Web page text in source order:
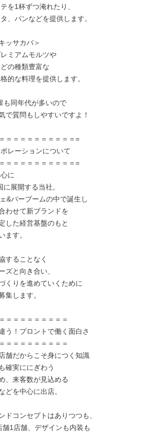
ッサカバ＞
も同年代が多いので
で質問もしやすいですよ！
＝＝＝＝＝＝＝＝＝＝=
＝＝＝＝＝＝＝＝＝＝=
に
展開する当社。
&バーブームの中で誕生し
わせて新ブランドを
した経営基盤のもと
ます。
することなく
ズと向き合い、
くりを進めていくために
集します。
＝＝＝＝＝＝＝＝＝
う！プロントで働く面白さ
＝＝＝＝＝＝＝＝＝
舗だからこそ身につく知識
確実ににぎわう
、来客数が見込める
どを中心に出店。
ドコンセプトはありつつも、
舗1店舗、デザインも内装も